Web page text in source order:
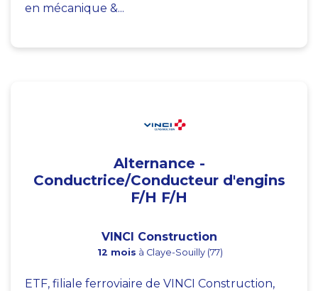
en mécanique &...
Alternance -
Conductrice/Conducteur d'engins
F/H F/H
VINCI Construction
12 mois à Claye-Souilly (77)
ETF, filiale ferroviaire de VINCI Construction,